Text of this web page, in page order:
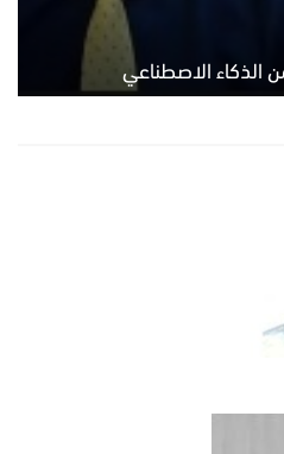
الذكاء الاصطناعي